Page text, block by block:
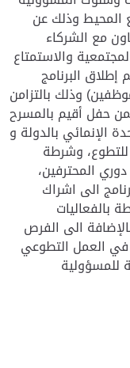
المحيط وذلك عن
مع الشركاء
والاستمتاع
البرنامج
وذلك بالتزامن
(5 ديسمبر ) ضمن حفل أقيم بالمسرح
الإنمائي بالدولة و
للتطوع، وشرطة
المحترفين،
الى اشراك
بالفعاليات
الى الفرص
في العمل التطوعي
للمسؤولية